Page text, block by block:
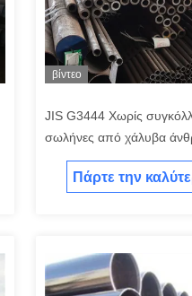
βίντεο
JIS G3444 Χωρίς
σωλήνες από χάλυβα
γενικούς διαρθρωτικούς
Πάρτε την